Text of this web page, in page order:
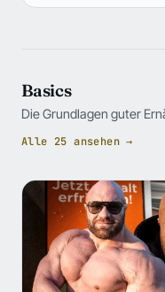
Basics
Die Grundlagen guter
Alle 25 ansehen →